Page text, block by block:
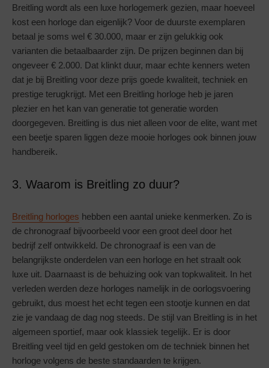
Breitling wordt als een luxe horlogemerk gezien, maar hoeveel
kost een horloge dan eigenlijk? Voor de duurste exemplaren
betaal je soms wel € 30.000, maar er zijn gelukkig ook
varianten die betaalbaarder zijn. De prijzen beginnen dan bij
ongeveer € 2.000. Dat klinkt duur, maar echte kenners weten
dat je bij Breitling voor deze prijs goede kwaliteit, techniek en
prestige terugkrijgt. Met een Breitling horloge heb je jaren
plezier en het kan van generatie tot generatie worden
doorgegeven. Breitling is dus niet alleen voor de elite, want met
een beetje sparen liggen deze mooie horloges ook binnen jouw
handbereik.
3. Waarom is Breitling zo duur?
Breitling horloges hebben een aantal unieke kenmerken. Zo is
de chronograaf bijvoorbeeld voor een groot deel door het
bedrijf zelf ontwikkeld. De chronograaf is een van de
belangrijkste onderdelen van een horloge en het straalt ook
luxe uit. Daarnaast is de behuizing ook van topkwaliteit. In het
verleden werden deze horloges namelijk in de oorlogsvoering
gebruikt, dus moest het echt tegen een stootje kunnen en dat
zie je vandaag de dag nog steeds. De stijl van Breitling is in het
algemeen sportief, maar ook klassiek tegelijk. Er is door
Breitling veel tijd en geld gestoken om de techniek binnen het
horloge volgens de beste standaarden te krijgen.